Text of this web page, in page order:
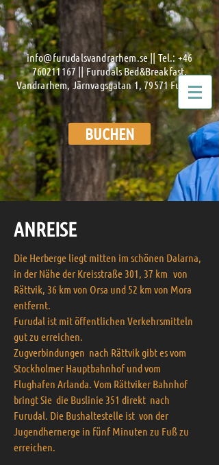
info@furudalsvandrarhem.se|| Tel.:+46
760211167 || Furudals Bed&Breakfast,
Vandrarhem, Järnvagsgatan 1, 79571 Furudal
BUCHEN
ANREISE
Die Herberge liegt mitten im schönen Dalarna,
in der Nähe der Kreisstraße 301, 37 km von
Rättvik, 36 km von Orsa und 52 km von Mora
entfernt.
Furudal ist mit öffentlichen Verkehrsmitteln
gut zu erreichen.
Zugverbindungen nach Rättvik gibt es vom
Stockholmer Hauptbahnhof und vom
Flughafen Arlanda. Vom Rättviker Bahnhof
bringt Sie die Buslinie 351 direkt nach
Furudal. Die Bushaltestelle ist von der
Jugendhernerge in fünf Minuten zu Fuß zu
erreichen.